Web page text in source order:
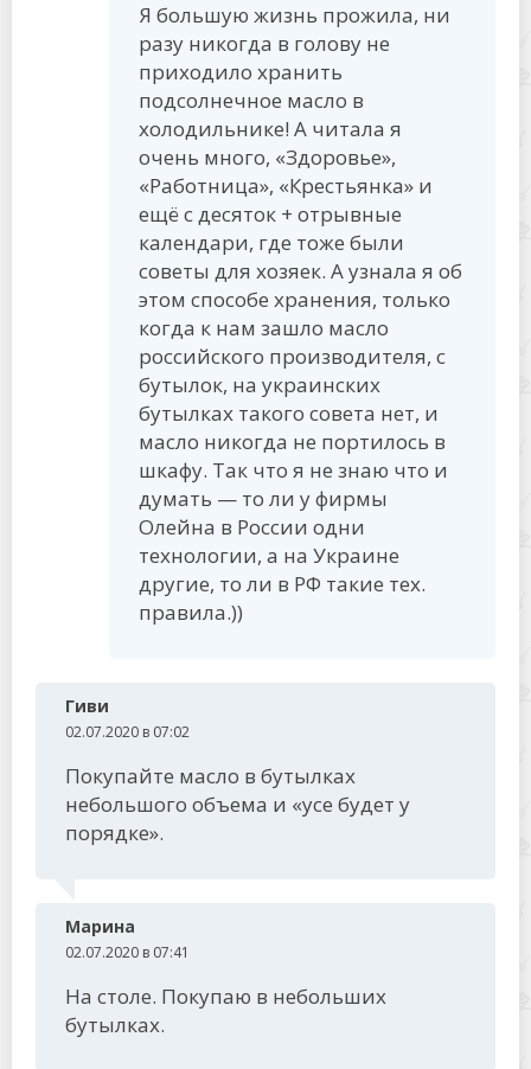
Я большую жизнь прожила, ни
разу никогда в голову не
приходило хранить
подсолнечное масло в
холодильнике! А читала я
очень много, «Здоровье»,
«Работница», «Крестьянка» и
ещё с десяток + отрывные
календари, где тоже были
советы для хозяек. А узнала я об
этом способе хранения, только
когда к нам зашло масло
российского производителя, с
бутылок, на украинских
бутылках такого совета нет, и
масло никогда не портилось в
шкафу. Так что я не знаю что и
думать — то ли у фирмы
Олейна в России одни
технологии, а на Украине
другие, то ли в РФ такие тех.
правила.))
Гиви
02.07.2020 в 07:02
Покупайте масло в бутылках
небольшого объема и «усе будет у
порядке».
Марина
02.07.2020 в 07:41
На столе. Покупаю в небольших
бутылках.